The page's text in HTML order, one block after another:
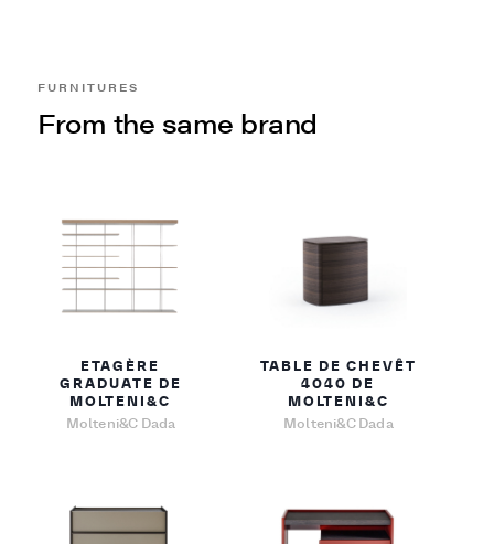
From the same brand
FURNITURES
ETAGÈRE
GRADUATE DE
MOLTENI&C
Molteni&C Dada
TABLE DE CHEVÊT
4040 DE
MOLTENI&C
Molteni&C Dada